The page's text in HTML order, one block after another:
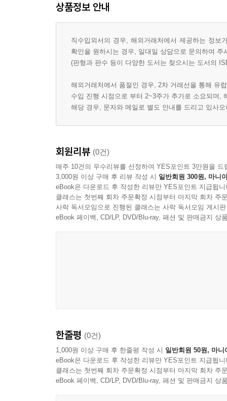
상품정보 안내
직수입외서의 경우, 해외거래처에서 제공하는 정
확인을 원하시는 경우, 일대일 상담으로 문의하여 주
(판형과 판수 등이 다양한 도서는 찾으시는 도서의
해외거래처에서 품절인 경우, 2차 거래선을 통해 유
수입 진행 시점으로 부터 2~3주가 추가로 소요되며,
해당 경우, 문자와 메일로 별도 안내를 드리고 있사
회원리뷰 (0건)
매주 10건의 우수리뷰를 선정하여 YES포인트 3만원을 드
3,000원 이상 구매 후 리뷰 작성 시 일반회원 300원, 마니
eBook은 다운로드 후 작성한 리뷰만 YES포인트 지급됩니
클래스는 첫번째 회차 주문확정 시점부터 마지막 회차 주
사락 독서모임으로 진행된 클래스는 사락 독서모임 게시
eBook 페이백, CD/LP, DVD/Blu-ray, 패션 및 판매금지 상
한줄평 (0건)
1,000원 이상 구매 후 한줄평 작성 시 일반회원 50원, 마니
eBook은 다운로드 후 작성한 리뷰만 YES포인트 지급됩니
클래스는 첫번째 회차 주문확정 시점부터 마지막 회차 주
eBook 페이백, CD/LP, DVD/Blu-ray, 패션 및 판매금지 상